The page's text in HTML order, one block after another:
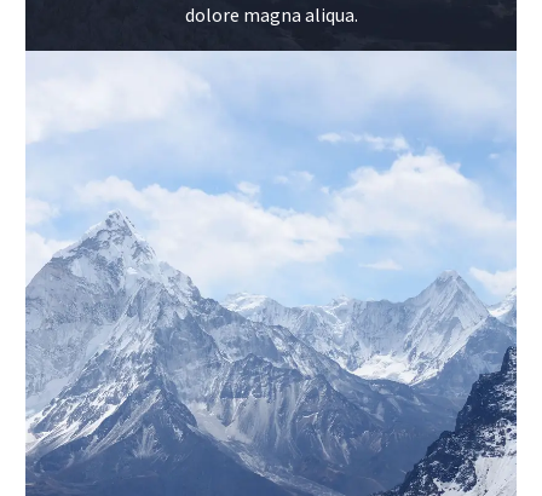
dolore magna aliqua.